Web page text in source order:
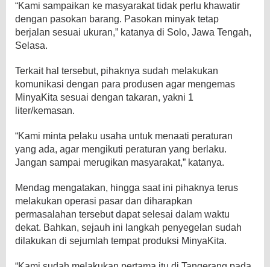
“Kami sampaikan ke masyarakat tidak perlu khawatir
dengan pasokan barang. Pasokan minyak tetap
berjalan sesuai ukuran,” katanya di Solo, Jawa Tengah,
Selasa.
Terkait hal tersebut, pihaknya sudah melakukan
komunikasi dengan para produsen agar mengemas
MinyaKita sesuai dengan takaran, yakni 1
liter/kemasan.
“Kami minta pelaku usaha untuk menaati peraturan
yang ada, agar mengikuti peraturan yang berlaku.
Jangan sampai merugikan masyarakat,” katanya.
Mendag mengatakan, hingga saat ini pihaknya terus
melakukan operasi pasar dan diharapkan
permasalahan tersebut dapat selesai dalam waktu
dekat. Bahkan, sejauh ini langkah penyegelan sudah
dilakukan di sejumlah tempat produksi MinyaKita.